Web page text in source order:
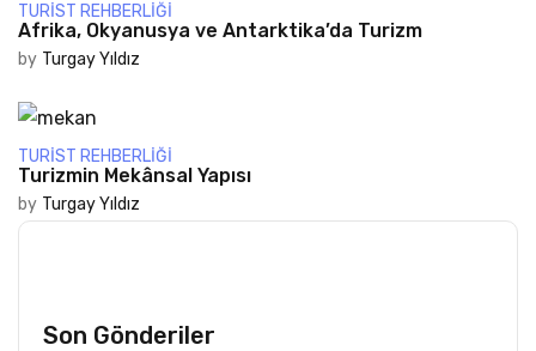
TURIST REHBERLIĞI
Afrika, Okyanusya ve Antarktika’da Turizm
by Turgay Yıldız
TURIST REHBERLIĞI
Turizmin Mekânsal Yapısı
by Turgay Yıldız
Son Gönderiler